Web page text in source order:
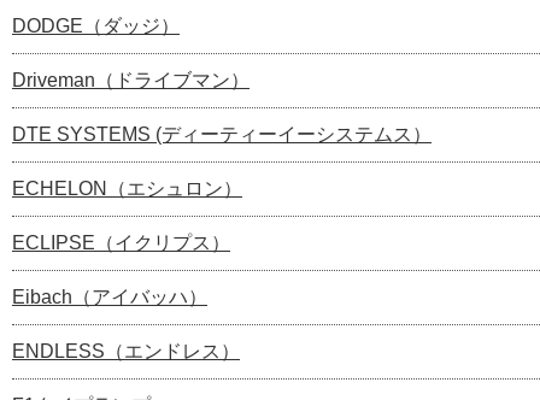
DODGE（ダッジ）
Driveman（ドライブマン）
DTE SYSTEMS (ディーティーイーシステムス）
ECHELON（エシュロン）
ECLIPSE（イクリプス）
Eibach（アイバッハ）
ENDLESS（エンドレス）